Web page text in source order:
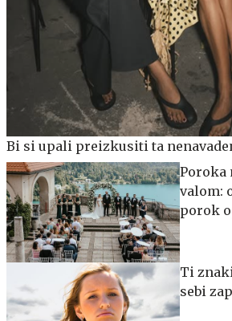
Bi si upali preizkusiti ta
Poroka
valom:
porok
Ti
sebi